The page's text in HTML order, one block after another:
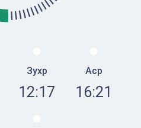
Зухр
12:17
Аср
16:21